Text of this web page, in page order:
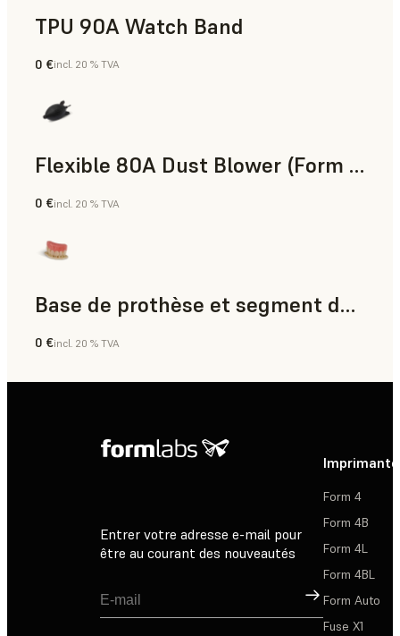
TPU 90A Watch Band
Poudre SLS
0 €incl. 20 % TVA
Flexible 80A Dust Blower (Form 4)
0 €incl. 20 % TVA
Base de prothèse et segment dentaire
Dentaire
0 €incl. 20 % TVA
Entrer votre adresse e-mail pour
être au courant des nouveautés
Inscription
Form 4
Form 4B
Form 4L
Form 4BL
Form Auto
Fuse X1